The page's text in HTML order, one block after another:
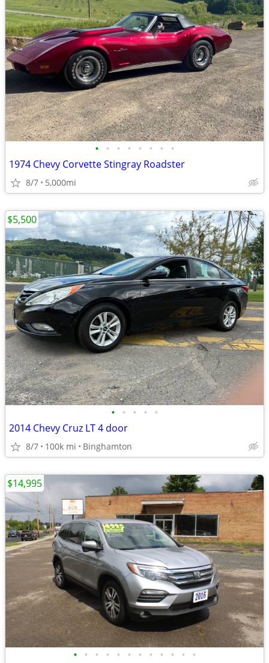
• • • • • • • •
1974 Chevy Corvette Stingray Roadster
8/7 5,000mi
• • • • •
2014 Chevy Cruz LT 4 door
8/7 100k mi Binghamton
$5,500
• • • • • • • • • • • •
$14,995